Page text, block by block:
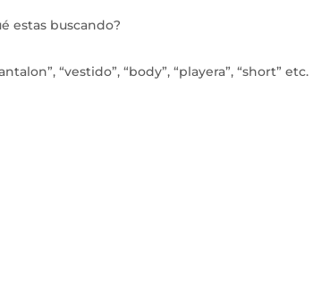
estas buscando?
“vestido”, “body”, “playera”, “short” etc.